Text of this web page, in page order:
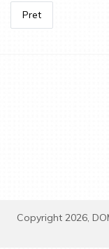
Pret
Copyright 2026,